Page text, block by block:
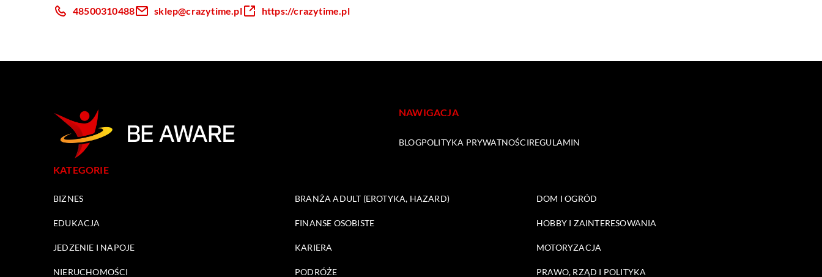
48500310488 sklep@crazytime.pl https://crazytime.pl
NAWIGACJA
BLOGPOLITYKA PRYWATNOŚCIREGULAMIN
KATEGORIE
BIZNES BRANŻA ADULT (EROTYKA, HAZARD) DOM I OGRÓD
EDUKACJA FINANSE OSOBISTE HOBBY I ZAINTERESOWANIA
JEDZENIE I NAPOJE KARIERA MOTORYZACJA
NIERUCHOMOŚCI PODRÓŻE PRAWO, RZĄD I POLITYKA